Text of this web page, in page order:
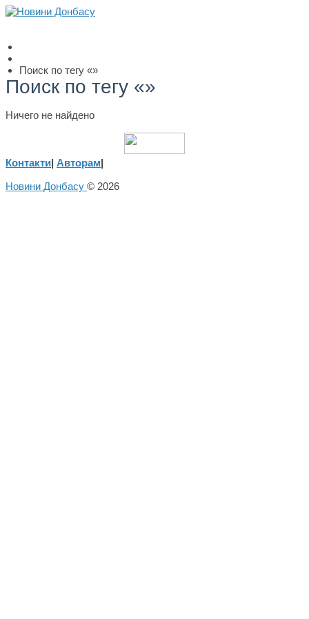
Поиск по тегу «»
Поиск по тегу «»
Ничего не найдено
Контакти| Авторам|
Новини Донбасу © 2026